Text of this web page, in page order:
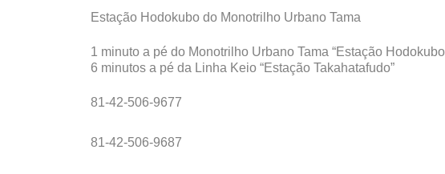
Estação Hodokubo do Monotrilho Urbano Tama
1 minuto a pé do Monotrilho Urbano Tama “Estação
6 minutos a pé da Linha Keio “Estação Takahatafudo”
81-42-506-9677
81-42-506-9687